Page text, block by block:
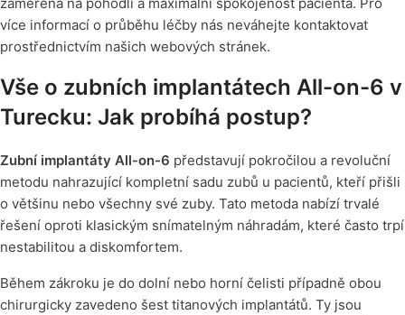
více informací o průběhu léčby nás neváhejte kontaktovat
prostřednictvím našich webových stránek.
Vše o zubních implantátech All-on-6 v
Turecku: Jak probíhá postup?
Zubní implantáty All-on-6 představují pokročilou a revoluční
metodu nahrazující kompletní sadu zubů u pacientů, kteří přišli
o většinu nebo všechny své zuby. Tato metoda nabízí trvalé
řešení oproti klasickým snímatelným náhradám, které často trpí
nestabilitou a diskomfortem.
Během zákroku je do dolní nebo horní čelisti případně obou
chirurgicky zavedeno šest titanových implantátů. Ty jsou